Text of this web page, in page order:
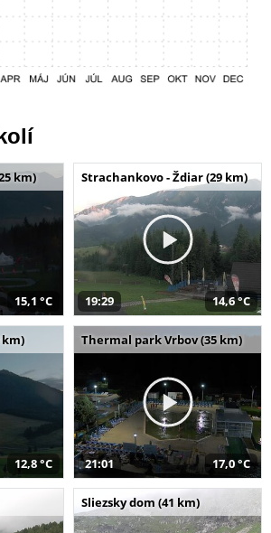
km)
15,1 °C
Strachankovo - Ždiar (29 km)
19:29 14,6 °C
km)
12,8 °C
Thermal park Vrbov (35 km)
21:01 17,0 °C
Sliezsky dom (41 km)